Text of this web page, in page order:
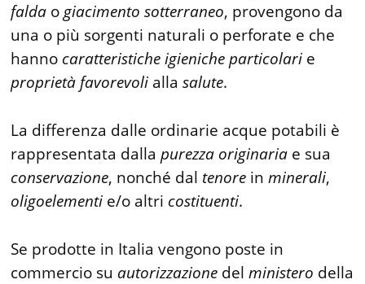
falda o giacimento sotterraneo, provengono da
una o più sorgenti naturali o perforate e che
hanno caratteristiche igieniche particolari e
proprietà favorevoli allasalute.
La differenza dalle ordinarie acque potabili è
rappresentata dallapurezza originaria e sua
conservazione, nonché dal tenore inminerali,
oligoelementi e/o altri costituenti.
Se prodotte in Italia vengono poste in
commercio su autorizzazione delministero della